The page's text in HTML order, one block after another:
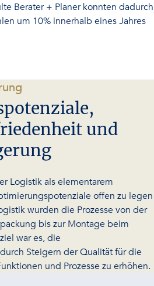
Berater + Planer konnten dadurch
um 10% innerhalb eines Jahres
und
Logistik als elementarem
offen zu legen
wurden die Prozesse von der
bis zur Montage beim
war es, die
Steigern der Qualität für die
und Prozesse zu erhöhen.